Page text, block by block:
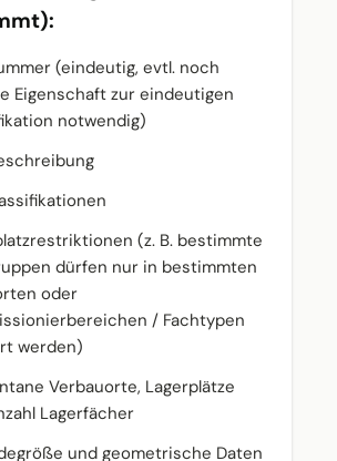
(eindeutig, evtl. noch
Eigenschaft zur eindeutigen
notwendig)
(z. B. bestimmte
dürfen nur in bestimmten
oder
/ Fachtypen
werden)
Verbauorte, Lagerplätze
Lagerfächer
und geometrische Daten